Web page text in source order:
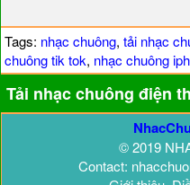
Tags: nhạc chuông, tải nhạc
chuông tik tok, nhạc chuông
Tải nhạc chuông điện
© 2019
Contact: